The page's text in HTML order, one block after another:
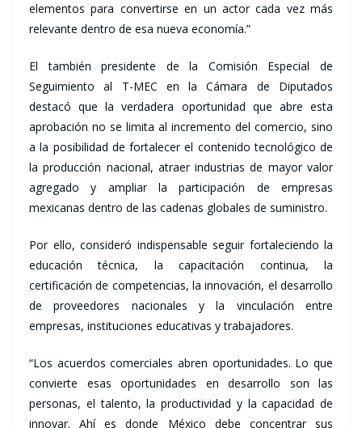
elementos para convertirse en un actor cada vez más
relevante dentro de esa nueva economía.”
El también presidente de la Comisión Especial de
Seguimiento al T-MEC en la Cámara de Diputados
destacó que la verdadera oportunidad que abre esta
aprobación no se limita al incremento del comercio, sino
a la posibilidad de fortalecer el contenido tecnológico de
la producción nacional, atraer industrias de mayor valor
agregado y ampliar la participación de empresas
mexicanas dentro de las cadenas globales de suministro.
Por ello, consideró indispensable seguir fortaleciendo la
educación técnica, la capacitación continua, la
certificación de competencias, la innovación, el desarrollo
de proveedores nacionales y la vinculación entre
empresas, instituciones educativas y trabajadores.
“Los acuerdos comerciales abren oportunidades. Lo que
convierte esas oportunidades en desarrollo son las
personas, el talento, la productividad y la capacidad de
innovar. Ahí es donde México debe concentrar sus